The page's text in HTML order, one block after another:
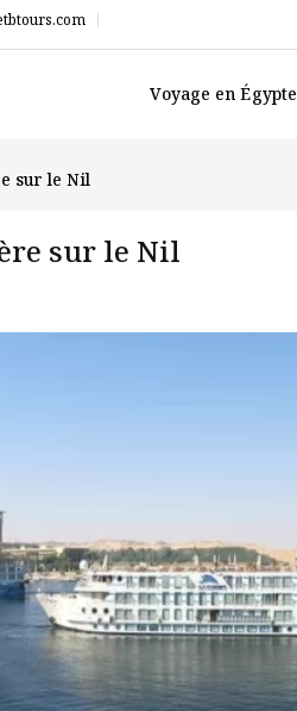
Voyage en Égypte
sur le Nil
sur le Nil